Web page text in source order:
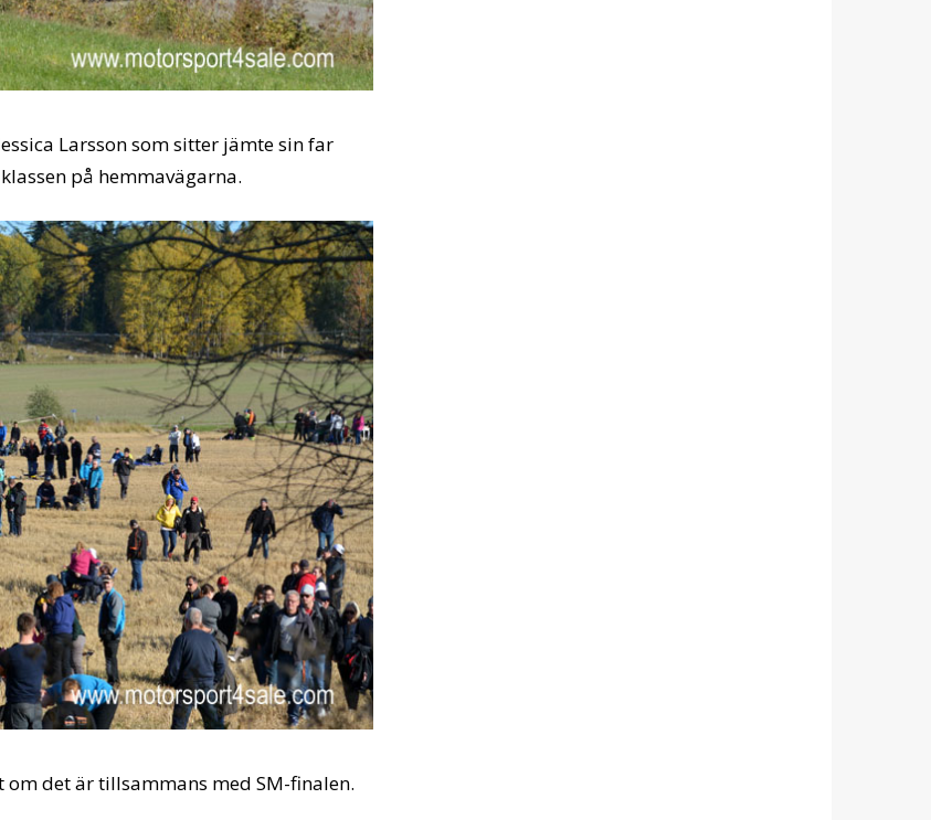
Larsson som sitter jämte sin far
på hemmavägarna.
det är tillsammans med SM-finalen.